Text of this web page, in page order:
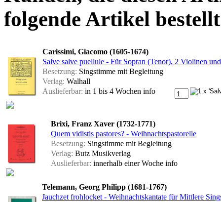
folgende Artikel
Carissimi, Giacomo (1605-1674)
Salve salve puellule - Für Sopran (Tenor), 2 Violinen
Besetzung: Singstimme mit Begleitung
Verlag: Walhall
Auslieferbar: in 1 bis 4 Wochen info
Brixi, Franz Xaver (1732-1771)
Quem vidistis pastores? - Weihnachtspastorelle
Besetzung: Singstimme mit Begleitung
Verlag: Butz Musikverlag
Auslieferbar: innerhalb einer Woche info
Telemann, Georg Philipp (1681-1767)
Jauchzet frohlocket - Weihnachtskantate für Mittlere